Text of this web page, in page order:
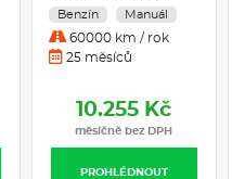
5M
Benzín Manuál
60000 km / rok
25 měsíců
PROHLÉDNOUT
10.255 Kč
měsíčně bez DPH